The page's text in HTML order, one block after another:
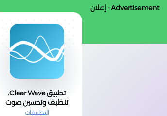
Advertisement - إعلان
تطبيق Clear Wave:
تنظيف وتحسين صوت
هاتفك بسهولة وفعالية
التطبيقات